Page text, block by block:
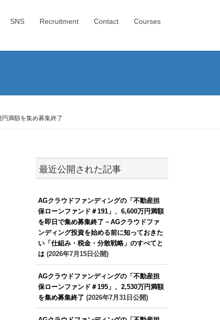
SNS Recruitment Contact Courses
満額を集め募集終了
最近公開された記事
AGクラウドファンディングの「不動産担
保ローンファンド＃191」、6,600万円満額
を即日で集め募集終了－AGクラウドファ
ンディング投資を始める前に知っておきた
い「仕組み・税金・分散戦略」のすべてと
は(2026年7月15日公開)
AGクラウドファンディングの「不動産担
保ローンファンド＃195」、2,530万円満額
を集め募集終了 (2026年7月31日公開)